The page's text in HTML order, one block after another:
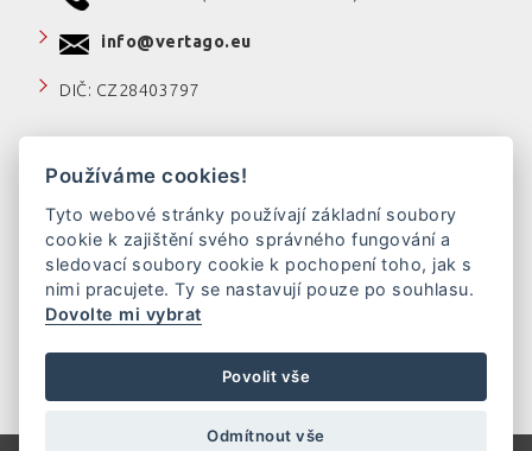
info@vertago.eu
DIČ: CZ28403797
Používáme cookies!
Tyto webové stránky používají základní soubory
cookie k zajištění svého správného fungování a
sledovací soubory cookie k pochopení toho, jak s
nimi pracujete. Ty se nastavují pouze po souhlasu.
Dovolte mi vybrat
Povolit vše
Odmítnout vše